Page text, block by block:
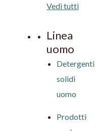
Vedi tutti
Linea
uomo
Detergenti
solidi
uomo
Prodotti